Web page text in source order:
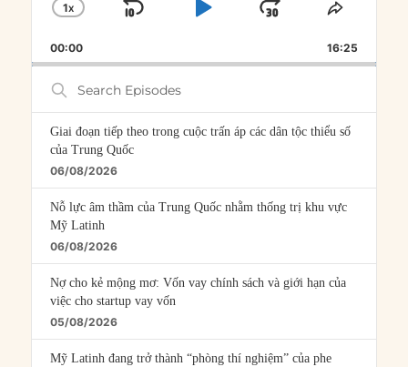
CHANGE
RATE
1X
SKIP
PLAYJUMP
FORWARD
SHARE
00:00 16:25
Search
Episodes
Giai đoạn tiếp theo trong cuộc trấn áp các dân tộc thiểu số
của Trung Quốc
06/08/2026
Nỗ lực âm thầm của Trung Quốc nhằm thống trị khu vực
Mỹ Latinh
06/08/2026
Nợ cho kẻ mộng mơ: Vốn vay chính sách và giới hạn của
việc cho startup vay vốn
05/08/2026
Mỹ Latinh đang trở thành “phòng thí nghiệm” của phe